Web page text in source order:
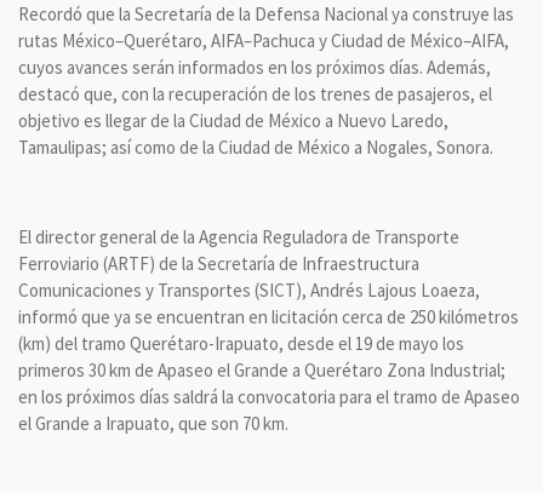
Recordó que la Secretaría de la Defensa Nacional ya construye las
rutas México–Querétaro, AIFA–Pachuca y Ciudad de México–AIFA,
cuyos avances serán informados en los próximos días. Además,
destacó que, con la recuperación de los trenes de pasajeros, el
objetivo es llegar de la Ciudad de México a Nuevo Laredo,
Tamaulipas; así como de la Ciudad de México a Nogales, Sonora.
El director general de la Agencia Reguladora de Transporte
Ferroviario (ARTF) de la Secretaría de Infraestructura
Comunicaciones y Transportes (SICT), Andrés Lajous Loaeza,
informó que ya se encuentran en licitación cerca de 250 kilómetros
(km) del tramo Querétaro-Irapuato, desde el 19 de mayo los
primeros 30 km de Apaseo el Grande a Querétaro Zona Industrial;
en los próximos días saldrá la convocatoria para el tramo de Apaseo
el Grande a Irapuato, que son 70 km.